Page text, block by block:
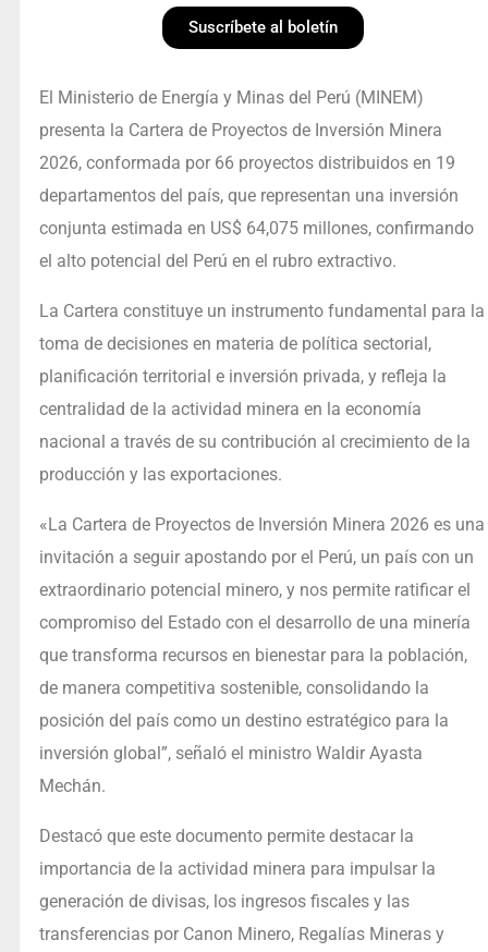
Suscríbete al boletín
El Ministerio de Energía y Minas del Perú (MINEM)
presenta la Cartera de Proyectos de Inversión Minera
2026, conformada por 66 proyectos distribuidos en 19
departamentos del país, que representan una inversión
conjunta estimada en US$ 64,075 millones, confirmando
el alto potencial del Perú en el rubro extractivo.
La Cartera constituye un instrumento fundamental para la
toma de decisiones en materia de política sectorial,
planificación territorial e inversión privada, y refleja la
centralidad de la actividad minera en la economía
nacional a través de su contribución al crecimiento de la
producción y las exportaciones.
«La Cartera de Proyectos de Inversión Minera 2026 es una
invitación a seguir apostando por el Perú, un país con un
extraordinario potencial minero, y nos permite ratificar el
compromiso del Estado con el desarrollo de una minería
que transforma recursos en bienestar para la población,
de manera competitiva sostenible, consolidando la
posición del país como un destino estratégico para la
inversión global”, señaló el ministro Waldir Ayasta
Mechán.
Destacó que este documento permite destacar la
importancia de la actividad minera para impulsar la
generación de divisas, los ingresos fiscales y las
transferencias por Canon Minero, Regalías Mineras y